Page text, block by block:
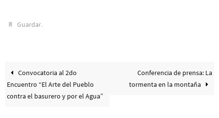
Guardar.
Convocatoria al 2do
Encuentro “El Arte del Pueblo
contra el basurero y por el Agua”
Conferencia de prensa: La
tormenta en la montaña